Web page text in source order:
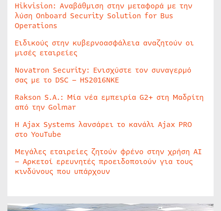
Hikvision: Αναβάθμιση στην μεταφορά με την
λύση Onboard Security Solution for Bus
Operations
Ειδικούς στην κυβερνοασφάλεια αναζητούν οι
μισές εταιρείες
Novatron Security: Ενισχύστε τον συναγερμό
σας με το DSC – HS2016NKE
Rakson S.A.: Μία νέα εμπειρία G2+ στη Μαδρίτη
από την Golmar
Η Ajax Systems λανσάρει το κανάλι Ajax PRO
στο YouTube
Μεγάλες εταιρείες ζητούν φρένο στην χρήση AI
– Αρκετοί ερευνητές προειδοποιούν για τους
κινδύνους που υπάρχουν